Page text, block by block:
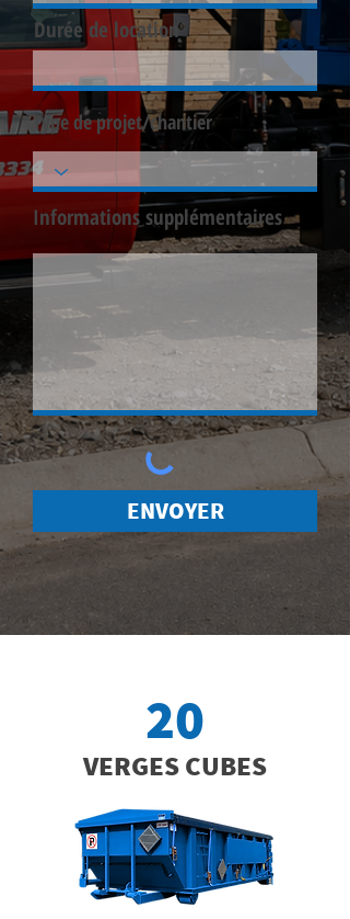
Durée de location
Type de projet/chantier
Informations supplémentaires
ENVOYER
20
VERGES CUBES